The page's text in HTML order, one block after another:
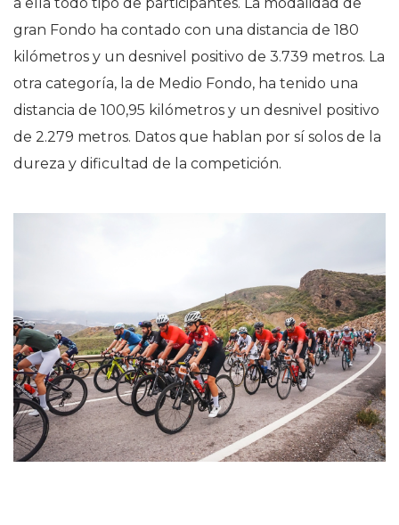
gran Fondo ha contado con una distancia de 180
kilómetros y un desnivel positivo de 3.739 metros. La
otra categoría, la de Medio Fondo, ha tenido una
distancia de 100,95 kilómetros y un desnivel positivo
de 2.279 metros. Datos que hablan por sí solos de la
dureza y dificultad de la competición.